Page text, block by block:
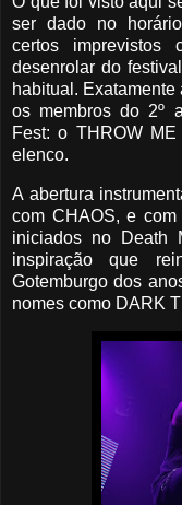
ser dado no
certos imprevistos
desenrolar do
habitual.
os membros do 2º
Fest: o THROW
elenco.
A abertura
com CHAOS, e
iniciados no Death
inspiração que
Gotemburgo dos
nomes como DARK